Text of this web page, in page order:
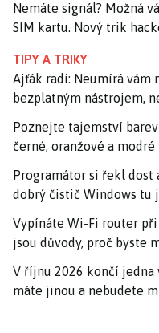
Nemáte signál? Možná
SIM kartu. Nový trik
TIPY A TRIKY
Ajťák radí: Neumírá vám
bezplatným nástrojem,
Poznejte tajemství
černé, oranžové a
Programátor si řekl dost
dobrý čistič Windows tu
Vypínáte Wi-Fi router
jsou důvody, proč byste
V říjnu 2026 končí jedna
máte jinou a nebudete